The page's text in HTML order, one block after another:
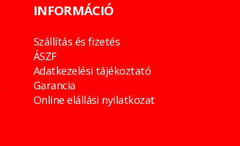
INFORMÁCIÓ
Szállítás és fizetés
ÁSZF
Adatkezelési tájékoztató
Garancia
Online elállási nyilatkozat